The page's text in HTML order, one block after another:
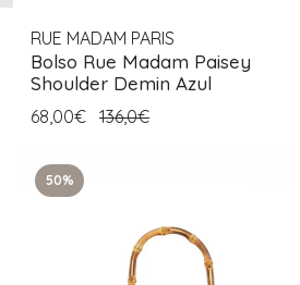
RUE MADAM PARIS
Bolso Rue Madam Paisey
Shoulder Demin Azul
68,00€ 136,0€
50%